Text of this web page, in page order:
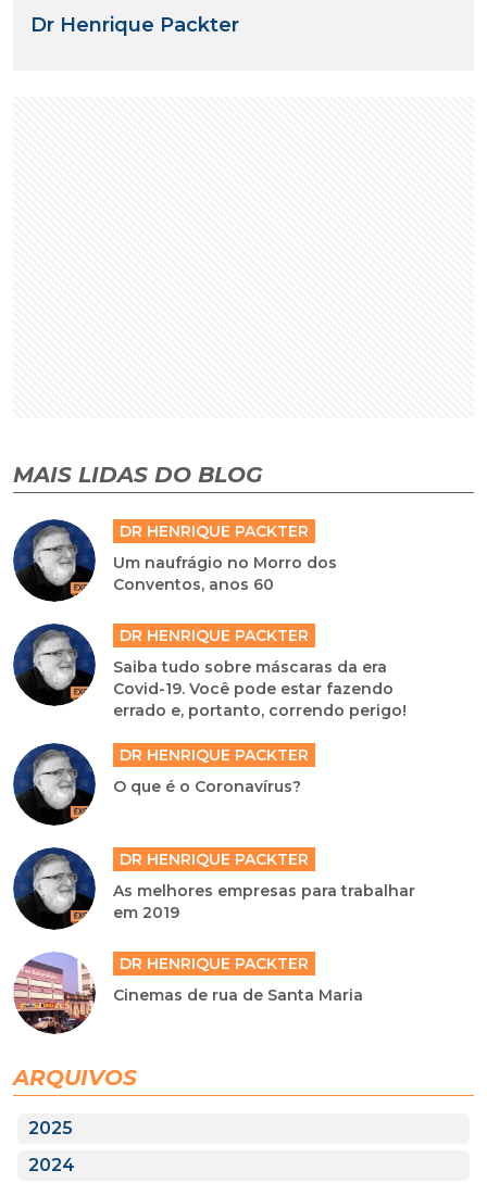
Dr Henrique Packter
MAIS LIDAS DO BLOG
DR HENRIQUE PACKTER
Um naufrágio no Morro dos
Conventos, anos 60
DR HENRIQUE PACKTER
Saiba tudo sobre máscaras da era
Covid-19. Você pode estar fazendo
errado e, portanto, correndo perigo!
DR HENRIQUE PACKTER
O que é o Coronavírus?
DR HENRIQUE PACKTER
As melhores empresas para trabalhar
em 2019
DR HENRIQUE PACKTER
Cinemas de rua de Santa Maria
ARQUIVOS
2025
2024